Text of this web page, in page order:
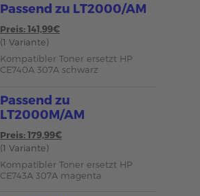
Passend zu LT2000/AM
Preis: 141,99€
(1 Variante)
Kompatibler Toner ersetzt HP
CE740A 307A schwarz
Passend zu
LT2000M/AM
Preis: 179,99€
(1 Variante)
Kompatibler Toner ersetzt HP
CE743A 307A magenta